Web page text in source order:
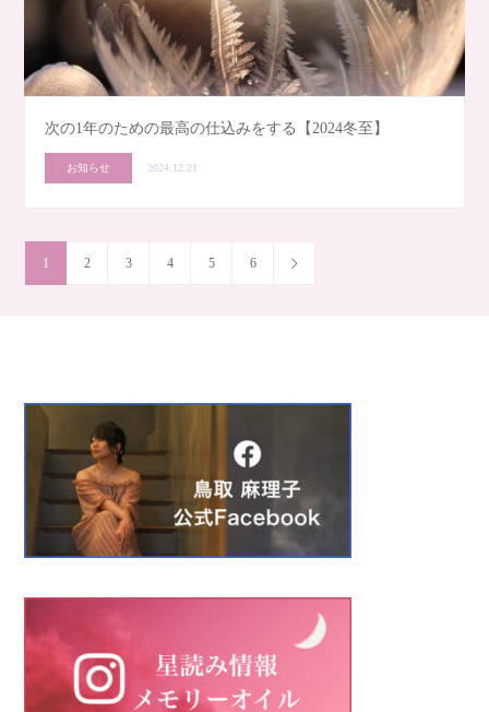
次の1年のための最高の仕込みをする【2024冬至】
お知らせ 2024.12.21
1 2 3 4 5 6